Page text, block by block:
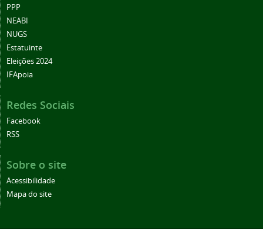
PPP
NEABI
NUGS
Estatuinte
Eleições 2024
IFApoia
Redes Sociais
Facebook
RSS
Sobre o site
Acessibilidade
Mapa do site